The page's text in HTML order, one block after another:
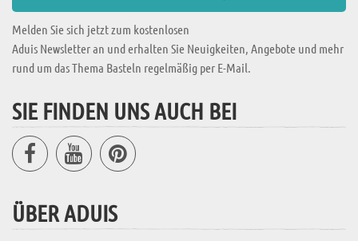
Melden Sie sich jetzt zum kostenlosen
Aduis Newsletter an und erhalten Sie Neuigkeiten, Angebote und mehr
rund um das Thema Basteln regelmäßig per E-Mail.
SIE FINDEN UNS AUCH BEI
ÜBER ADUIS